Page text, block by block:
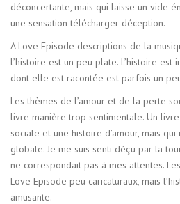
déconcertante, mais qui laisse un vide
une sensation télécharger déception.
A Love Episode descriptions de la
l’histoire est un peu plate. L’histoire est
dont elle est racontée est parfois un
Les thèmes de l’amour et de la perte
livre manière trop sentimentale. Un
sociale et une histoire d’amour, mais
globale. Je me suis senti déçu par la
ne correspondait pas à mes attentes.
Love Episode peu caricaturaux, mais
amusante.